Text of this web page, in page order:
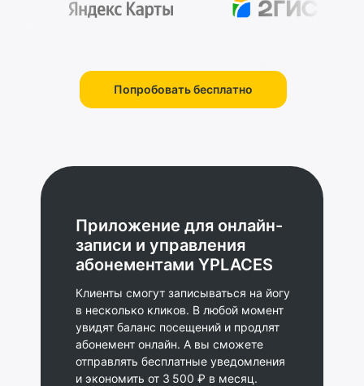
Попробовать бесплатно
Приложение для онлайн-
записи и управления
абонементами YPLACES
Клиенты смогут записываться на йогу
в несколько кликов. В любой момент
увидят баланс посещений и продлят
абонемент онлайн. А вы сможете
отправлять бесплатные уведомления
и экономить от 3 500 ₽ в месяц.